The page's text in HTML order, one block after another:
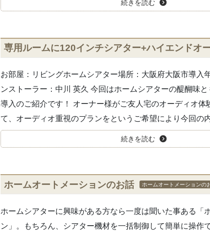
続きを読む
専用ルームに120インチシアター+ハイエンドオ
お部屋：リビングホームシアター場所：大阪府大阪市導入
ンストーラー：中川 英久 今回はホームシアターの醍醐味
導入のご紹介です！ オーナー様がご友人宅のオーディオ体
て、オーディオ重視のプランをというご希望により今回の
続きを読む
ホームオートメーションのお話 ホームオートメーションの
ホームシアターに興味がある方なら一度は聞いた事ある「
ン」。もちろん、シアター機材を一括制御して簡単に操作